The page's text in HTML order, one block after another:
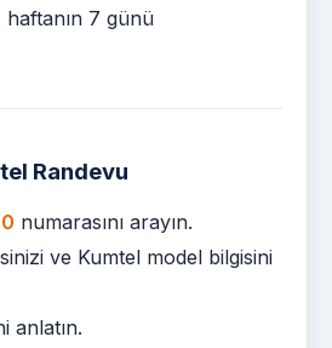
7 günü
Randevu
numarasını arayın.
ve Kumtel model bilgisini
anlatın.